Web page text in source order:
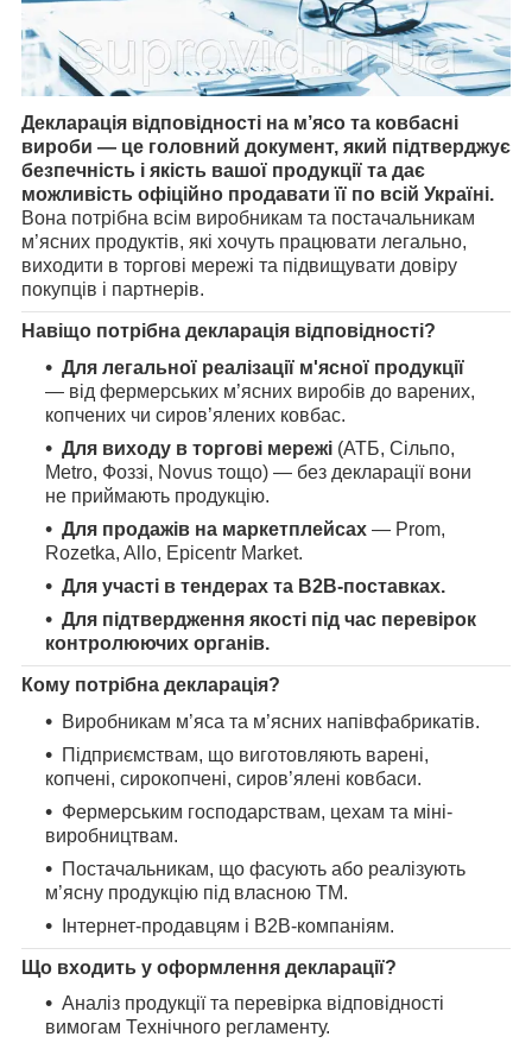
Декларація відповідності на м’ясо та ковбасні
вироби — це головний документ, який підтверджує
безпечність і якість вашої продукції та дає
можливість офіційно продавати її по всій Україні.
Вона потрібна всім виробникам та постачальникам
м’ясних продуктів, які хочуть працювати легально,
виходити в торгові мережі та підвищувати довіру
покупців і партнерів.
Навіщо потрібна декларація відповідності?
Для легальної реалізації м'ясної продукції
— від фермерських м’ясних виробів до варених,
копчених чи сиров’ялених ковбас.
Для виходу в торгові мережі (АТБ, Сільпо,
Metro, Фоззі, Novus тощо) — без декларації вони
не приймають продукцію.
Для продажів на маркетплейсах — Prom,
Rozetka, Allo, Еpicentr Market.
Для участі в тендерах та B2B-поставках.
Для підтвердження якості під час перевірок
контролюючих органів.
Кому потрібна декларація?
Виробникам м’яса та м’ясних напівфабрикатів.
Підприємствам, що виготовляють варені,
копчені, сирокопчені, сиров’ялені ковбаси.
Фермерським господарствам, цехам та міні-
виробництвам.
Постачальникам, що фасують або реалізують
м’ясну продукцію під власною ТМ.
Інтернет-продавцям і B2B-компаніям.
Що входить у оформлення декларації?
Аналіз продукції та перевірка відповідності
вимогам Технічного регламенту.